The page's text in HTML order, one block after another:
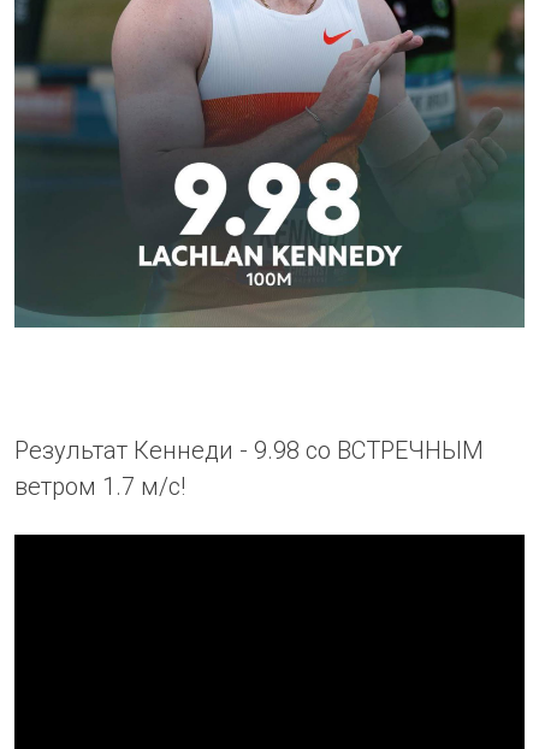
Результат Кеннеди - 9.98 со ВСТРЕЧНЫМ
ветром 1.7 м/с!